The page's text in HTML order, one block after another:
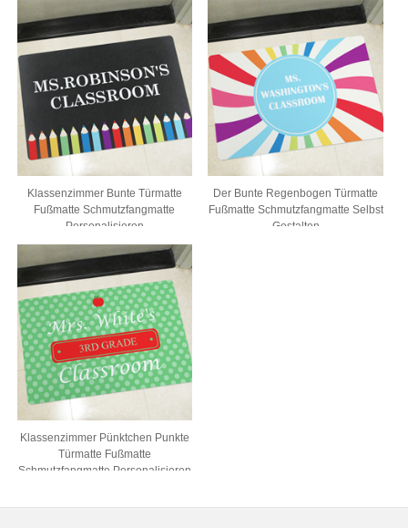
Klassenzimmer Bunte Türmatte
Fußmatte Schmutzfangmatte
Personalisieren
Der Bunte Regenbogen Türmatte
Fußmatte Schmutzfangmatte Selbst
Gestalten
Klassenzimmer Pünktchen Punkte
Türmatte Fußmatte
Schmutzfangmatte Personalisieren